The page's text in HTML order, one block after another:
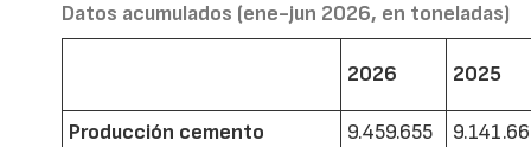
Datos acumulados (ene-jun 2026, en toneladas)
2026 2025
Producción cemento 9.459.655